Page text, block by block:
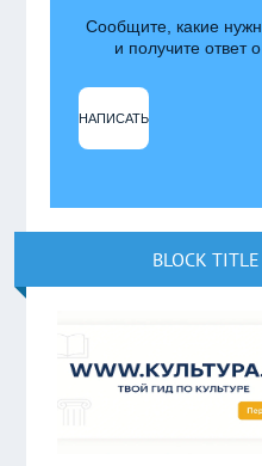
Сообщите, какие
и получите ответ
НАПИСАТЬ
BLOCK TITLE